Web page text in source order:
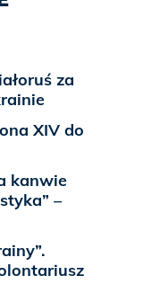
za
XIV do
kanwie
–